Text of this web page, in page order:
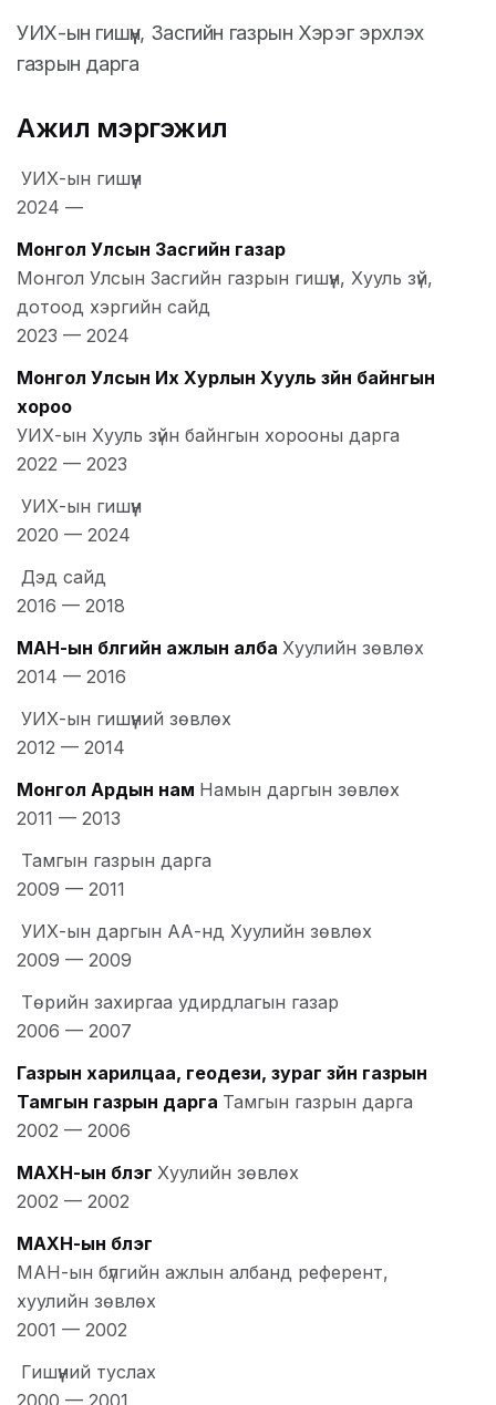
УИХ-ын гишүүн, Засгийн газрын Хэрэг эрхлэх
газрын дарга
Ажил мэргэжил
УИХ-ын гишүүн
2024 —
Монгол Улсын Засгийн газар
Монгол Улсын Засгийн газрын гишүүн, Хууль зүй,
дотоод хэргийн сайд
2023 — 2024
Монгол Улсын Их Хурлын Хууль зүйн байнгын
хороо
УИХ-ын Хууль зүйн байнгын хорооны дарга
2022 — 2023
УИХ-ын гишүүн
2020 — 2024
Дэд сайд
2016 — 2018
МАН-ын бүлгийн ажлын алба Хуулийн зөвлөх
2014 — 2016
УИХ-ын гишүүний зөвлөх
2012 — 2014
Монгол Ардын нам Намын даргын зөвлөх
2011 — 2013
Тамгын газрын дарга
2009 — 2011
УИХ-ын даргын АА-нд Хуулийн зөвлөх
2009 — 2009
Төрийн захиргаа удирдлагын газар
2006 — 2007
Газрын харилцаа, геодези, зураг зүйн газрын
Тамгын газрын дарга Тамгын газрын дарга
2002 — 2006
МАХН-ын бүлэг Хуулийн зөвлөх
2002 — 2002
МАХН-ын бүлэг
МАН-ын бүлгийн ажлын албанд референт,
хуулийн зөвлөх
2001 — 2002
Гишүүний туслах